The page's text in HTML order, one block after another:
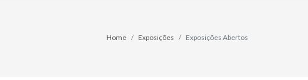
Home Exposições Exposições Abertos